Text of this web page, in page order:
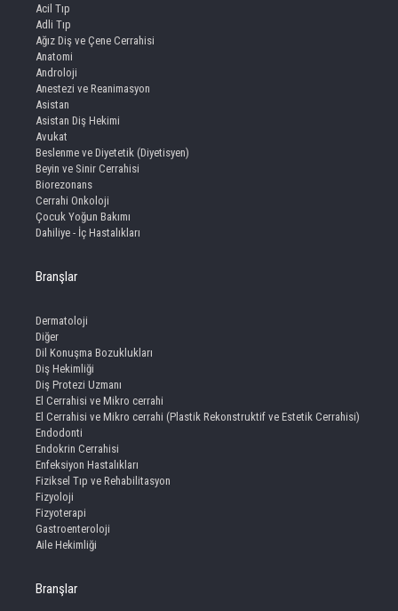
Acil Tıp
Adli Tıp
Ağız Diş ve Çene Cerrahisi
Anatomi
Androloji
Anestezi ve Reanimasyon
Asistan
Asistan Diş Hekimi
Avukat
Beslenme ve Diyetetik (Diyetisyen)
Beyin ve Sinir Cerrahisi
Biorezonans
Cerrahi Onkoloji
Çocuk Yoğun Bakımı
Dahiliye - İç Hastalıkları
Branşlar
Dermatoloji
Diğer
Dil Konuşma Bozuklukları
Diş Hekimliği
Diş Protezi Uzmanı
El Cerrahisi ve Mikro cerrahi
El Cerrahisi ve Mikro cerrahi (Plastik Rekonstruktif ve Estetik Cerrahisi)
Endodonti
Endokrin Cerrahisi
Enfeksiyon Hastalıkları
Fiziksel Tıp ve Rehabilitasyon
Fizyoloji
Fizyoterapi
Gastroenteroloji
Aile Hekimliği
Branşlar